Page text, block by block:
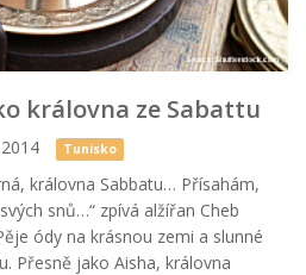
královna ze Sabattu
Tunisko
královna Sabbatu… Přísahám,
snů…“ zpívá alžířan Cheb
ódy na krásnou zemi a slunné
Přesně jako Aisha, královna